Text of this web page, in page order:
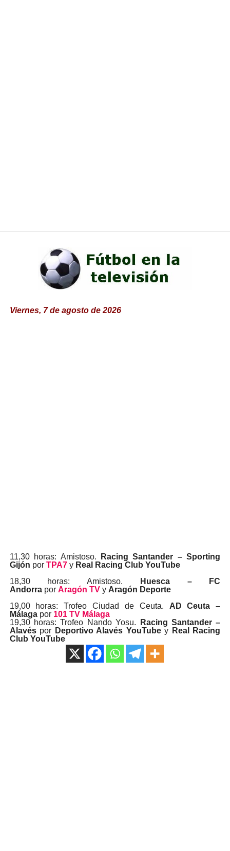
Viernes, 7 de agosto de 2026
11,30 horas: Amistoso.
Racing Santander – Sporting
Gijón por TPA7y Real Racing Club YouTube
18,30 horas: Amistoso.
Huesca – FC
Andorra por Aragón TVy Aragón Deporte
19,00 horas: Trofeo Ciudad de Ceuta. AD Ceuta –
Málaga por 101 TV Málaga
19,30 horas: Trofeo Nando Yosu.
Racing Santander –
Alavés por Deportivo Alavés YouTubey Real Racing
Club YouTube